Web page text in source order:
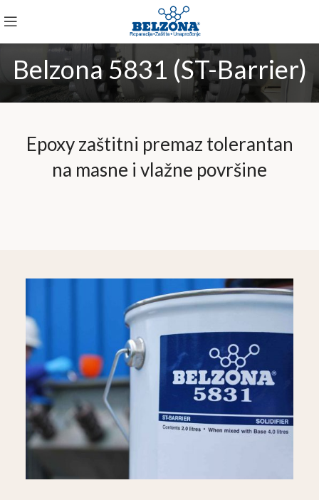
Belzona 5831 (ST-Barrier)
Epoxy zaštitni premaz tolerantan
na masne i vlažne površine